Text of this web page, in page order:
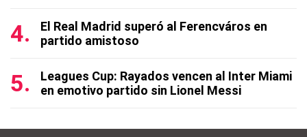
El Real Madrid superó al Ferencváros en
partido amistoso
Leagues Cup: Rayados vencen al Inter Miami
en emotivo partido sin Lionel Messi